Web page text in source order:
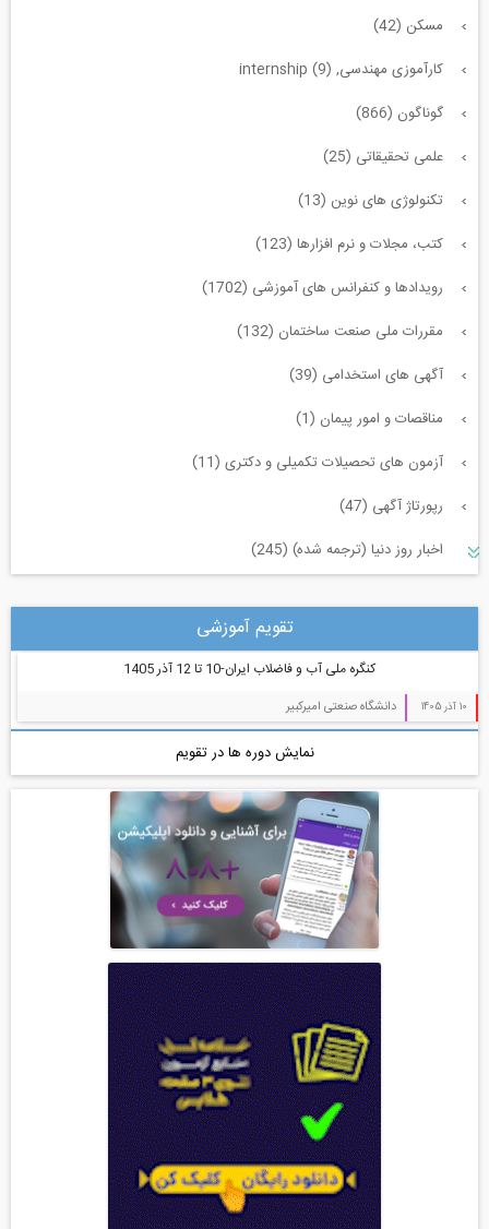
مسکن (42)
کارآموزی مهندسی, internship (9)
گوناگون (866)
علمی تحقیقاتی (25)
تکنولوژی های نوین (13)
کتب، مجلات و نرم افزارها (123)
رویدادها و کنفرانس های آموزشی (1702)
مقررات ملی صنعت ساختمان (132)
آگهی های استخدامی (39)
مناقصات و امور پیمان (1)
آزمون های تحصیلات تکمیلی و دکتری (11)
رپورتاژ آگهی (47)
اخبار روز دنیا (ترجمه شده) (245)
آب، راه، محیط زیست (91)
تقویم آموزشی
کنگره ملی آب و فاضلاب ایران-10 تا 12 آذر 1405
دانشگاه صنعتی امیرکبیر
نمایش دوره ها در تقویم